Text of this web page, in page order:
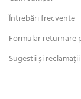
Întrebări frecvente
Formular returnare
Sugestii și reclamații